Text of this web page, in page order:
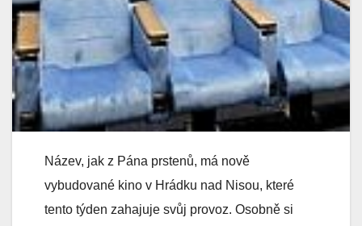
Název, jak z Pána prstenů, má nově
vybudované kino v Hrádku nad Nisou, které
tento týden zahajuje svůj provoz. Osobně si